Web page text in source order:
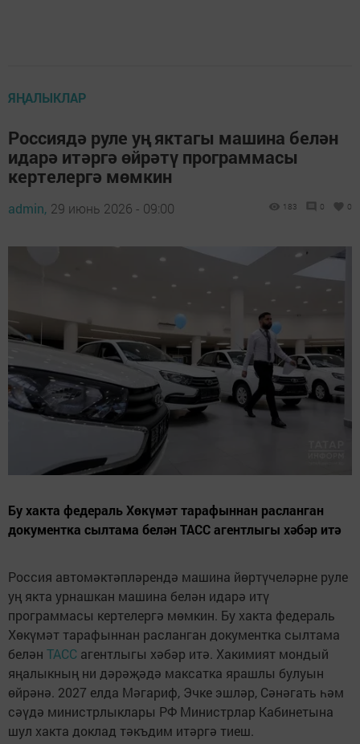
ЯҢАЛЫКЛАР
Россиядә руле уң яктагы машина белән
идарә итәргә өйрәтү программасы
кертелергә мөмкин
admin, 29 июнь 2026 - 09:00 183 0 0
Бу хакта федераль Хөкүмәт тарафыннан расланган
документка сылтама белән ТАСС агентлыгы хәбәр итә
Россия автомәктәпләрендә машина йөртүчеләрне руле
уң якта урнашкан машина белән идарә итү
программасы кертелергә мөмкин. Бу хакта федераль
Хөкүмәт тарафыннан расланган документка сылтама
белән ТАСС агентлыгы хәбәр итә. Хакимият мондый
яңалыкның ни дәрәҗәдә максатка ярашлы булуын
өйрәнә. 2027 елда Мәгариф, Эчке эшләр, Сәнәгать һәм
сәүдә министрлыклары РФ Министрлар Кабинетына
шул хакта доклад тәкъдим итәргә тиеш.